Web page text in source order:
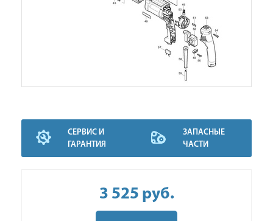
СЕРВИС И
ГАРАНТИЯ
ЗАПАСНЫЕ
ЧАСТИ
3 525 руб.